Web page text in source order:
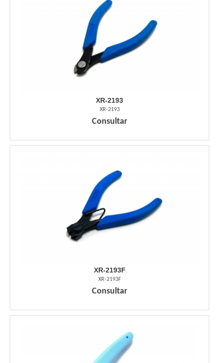
XR-2193
XR-2193
Consultar
XR-2193F
XR-2193F
Consultar